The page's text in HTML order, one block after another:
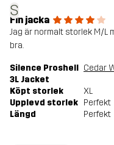
S
Fin jacka
Jag är normalt storlek M/L
bra.
Silence Proshell
3L Jacket
Köpt storlek
XL
Upplevd storlek Perfekt
Längd
Perfekt